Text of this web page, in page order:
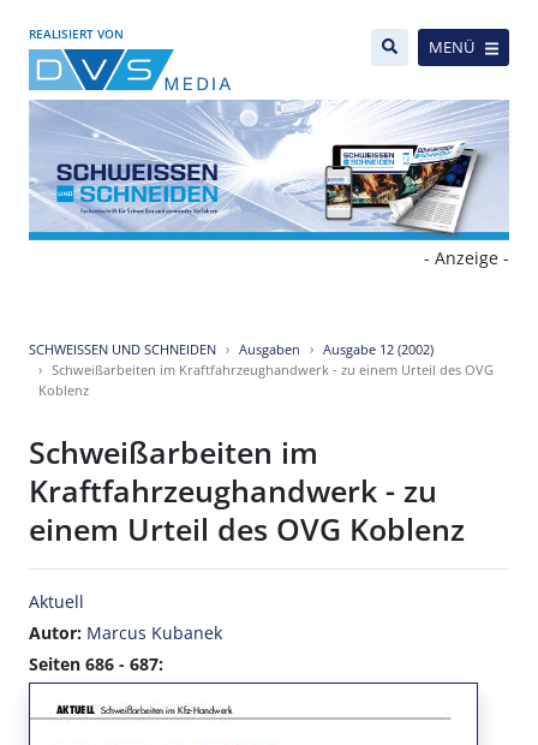
REALISIERT VON
MENÜ
- Anzeige -
SCHWEISSEN UND SCHNEIDEN Ausgaben
Ausgabe 12 (2002)
Schweißarbeiten im Kraftfahrzeughandwerk - zu einem Urteil des OVG
Koblenz
Schweißarbeiten im
Kraftfahrzeughandwerk - zu
einem Urteil des OVG Koblenz
Aktuell
Autor: Marcus Kubanek
Seiten 686 - 687: